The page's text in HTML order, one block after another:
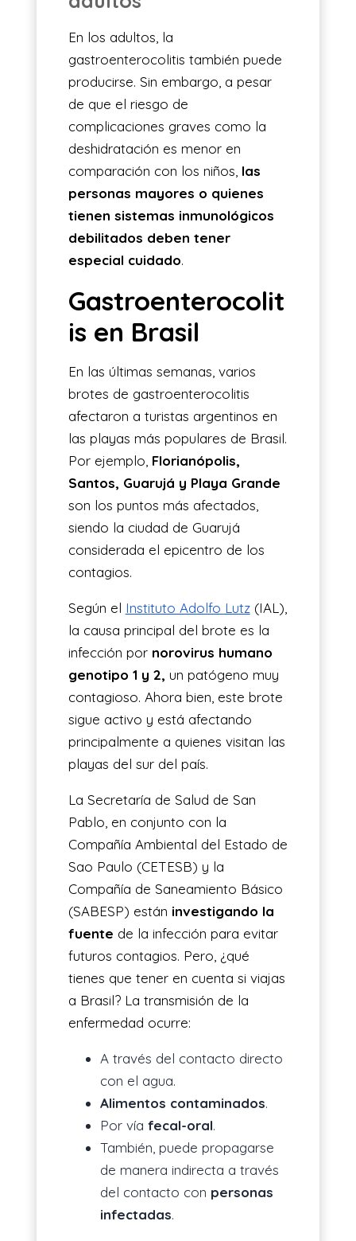
En los adultos, la
gastroenterocolitis también puede
producirse. Sin embargo, a pesar
de que el riesgo de
complicaciones graves como la
deshidratación es menor en
comparación con los niños, las
personas mayores o quienes
tienen sistemas inmunológicos
debilitados deben tener
especial cuidado.
Gastroenterocolit
is en Brasil
En las últimas semanas, varios
brotes de gastroenterocolitis
afectaron a turistas argentinos en
las playas más populares de Brasil.
Por ejemplo, Florianópolis,
Santos, Guarujá y Playa Grande
son los puntos más afectados,
siendo la ciudad de Guarujá
considerada el epicentro de los
contagios.
Según el Instituto Adolfo Lutz(IAL),
la causa principal del brote es la
infección por norovirus humano
genotipo 1 y 2, un patógeno muy
contagioso. Ahora bien, este brote
sigue activo y está afectando
principalmente a quienes visitan las
playas del sur del país.
La Secretaría de Salud de San
Pablo, en conjunto con la
Compañía Ambiental del Estado de
Sao Paulo (CETESB) y la
Compañía de Saneamiento Básico
(SABESP) están investigando la
fuente de la infección para evitar
futuros contagios. Pero, ¿qué
tienes que tener en cuenta si viajas
a Brasil? La transmisión de la
enfermedad ocurre:
A través del contacto directo
con el agua.
Alimentos contaminados.
Por vía fecal-oral.
También, puede propagarse
de manera indirecta a través
del contacto con personas
infectadas.